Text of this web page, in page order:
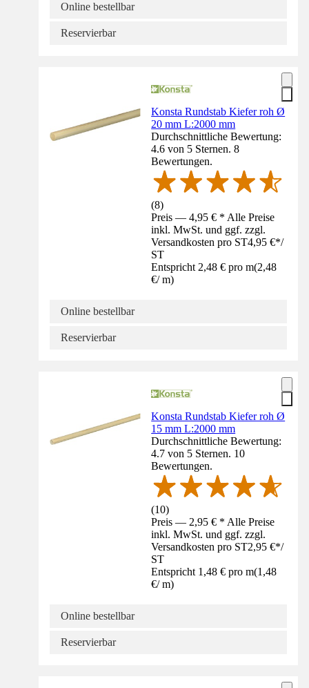
Online bestellbar
Reservierbar
Konsta Rundstab Kiefer roh Ø
20 mm L:2000 mm
Durchschnittliche Bewertung:
4.6 von 5 Sternen. 8
Bewertungen.
(8)
Preis — 4,95 € * Alle Preise
inkl. MwSt. und ggf. zzgl.
Versandkosten pro ST4,95 €*/
ST
Entspricht 2,48 € pro m(2,48
€/ m)
Online bestellbar
Reservierbar
Konsta Rundstab Kiefer roh Ø
15 mm L:2000 mm
Durchschnittliche Bewertung:
4.7 von 5 Sternen. 10
Bewertungen.
(10)
Preis — 2,95 € * Alle Preise
inkl. MwSt. und ggf. zzgl.
Versandkosten pro ST2,95 €*/
ST
Entspricht 1,48 € pro m(1,48
€/ m)
Online bestellbar
Reservierbar